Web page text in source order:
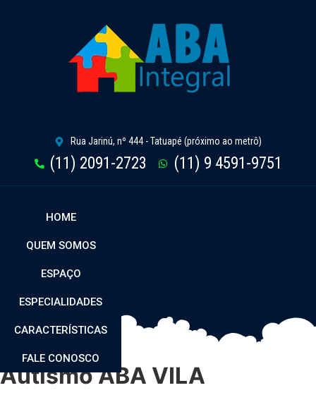
Rua Jarinú, nº 444 - Tatuapé (próximo ao metrô)
(11) 2091-2723 (11) 9 4591-9751
HOME
QUEM SOMOS
ESPAÇO
ESPECIALIDADES
CARACTERÍSTICAS
FALE CONOSCO
Autismo ABA VILA